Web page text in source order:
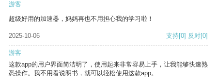
游客
超级好用的加速器，妈妈再也不用担心我的学习啦！
2025-10-06 支持[0] 反对[0]
游客
这款app的用户界面简洁明了，使用起来非常容易上手，让我能够快速熟
悉操作。我不用看说明书，就可以轻松使用这款app。